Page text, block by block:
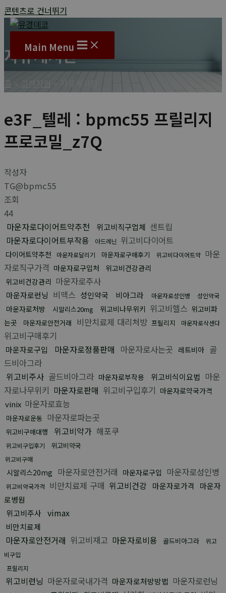
콘텐츠로 건너뛰기
Main Menu
자유게시판
홈 고객지원 자유게시판
e3F_텔레 : bpmc55 프릴리지
프로코밀_z7Q
작성자
TG@bpmc55
조회
44
마운자로다이어트약추천
위고비직구업체 센트립
마운자로다이어트부작용
아드레닌 위고비다이어트
다이어트약추천 마운자로달리기 마운자로구매후기 위고비다이어트약 마운
자로직구가격 마운자로구입처
위고비건강관리
위고비건강관리 마운자로주사
마운자로런닝 비맥스 성인약국 비아그라 마운자로성인병 성인약국
마운자로처방 시알리스20mg 위고비나무위키 위고비헬스 위고비파
는곳
마운자로안전거래 비만치료제 대리처방 프릴리지 마운자로삭센다
위고비구매후기
마운자로구입 마운자로정품판매 마운자로사는곳 레트비아 골
드비아그라
위고비주사 골드비아그라 마운자로부작용 위고비식이요법
마운
자로나무위키 마운자로판매 위고비구입후기 마운자로약국가격
vinix 마운자로효능
마운자로운동 마운자로파는곳
위고비구매대행 위고비약가 해포쿠
위고비구입후기 위고비약국
위고비구매
시알리스20mg 마운자로안전거래 마운자로구입 마운자로성인병
위고비약국가격 비만치료제 구매 위고비건강 마운자로가격
마운자
로병원
위고비주사 vimax
비만치료제
마운자로안전거래 위고비재고 마운자로비용 골드비아그라
위고
비구입
프릴리지
위고비런닝 마운자로국내가격 마운자로처방방법 마운자로런닝